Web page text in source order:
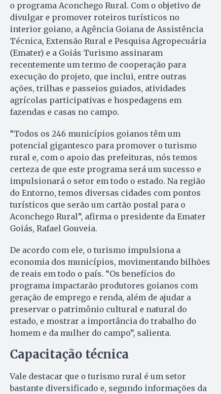
o programa Aconchego Rural. Com o objetivo de
divulgar e promover roteiros turísticos no
interior goiano, a Agência Goiana de Assistência
Técnica, Extensão Rural e Pesquisa Agropecuária
(Emater) e a Goiás Turismo assinaram
recentemente um termo de cooperação para
execução do projeto, que inclui, entre outras
ações, trilhas e passeios guiados, atividades
agrícolas participativas e hospedagens em
fazendas e casas no campo.
“Todos os 246 municípios goianos têm um
potencial gigantesco para promover o turismo
rural e, com o apoio das prefeituras, nós temos
certeza de que este programa será um sucesso e
impulsionará o setor em todo o estado. Na região
do Entorno, temos diversas cidades com pontos
turísticos que serão um cartão postal para o
Aconchego Rural”, afirma o presidente da Emater
Goiás, Rafael Gouveia.
De acordo com ele, o turismo impulsiona a
economia dos municípios, movimentando bilhões
de reais em todo o país. “Os benefícios do
programa impactarão produtores goianos com
geração de emprego e renda, além de ajudar a
preservar o patrimônio cultural e natural do
estado, e mostrar a importância do trabalho do
homem e da mulher do campo”, salienta.
Capacitação técnica
Vale destacar que o turismo rural é um setor
bastante diversificado e, segundo informações da